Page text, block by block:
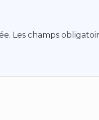
Les champs